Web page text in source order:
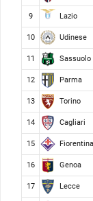
9 Lazio
10 Udinese
11 Sassuolo
12 Parma
13 Torino
14 Cagliari
15 Fiorentina
16 Genoa
17 Lecce